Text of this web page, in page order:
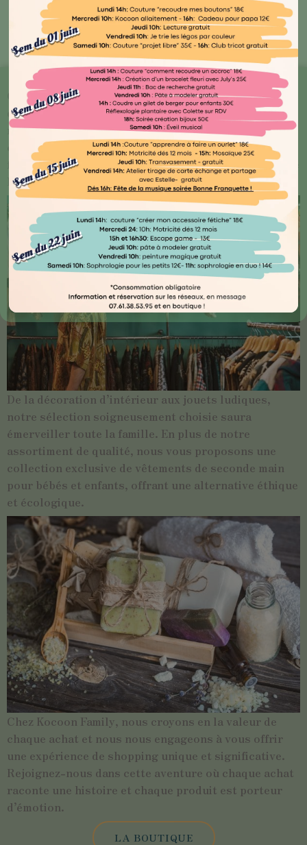
Bout'🖤 Kocoon
Chez Kocoon Family, chaque détail compte ! Plongez
dans notre univers où qualité et originalité se
rencontrent. Explorez notre vaste gamme de produits
conçus avec amour par des artisans normands ou
français, ainsi que des marques renommées telles que
Djego et Le Petit Souk.
De la décoration d’intérieur aux jouets ludiques,
notre sélection soigneusement choisie saura
émerveiller toute la famille. En plus de notre
assortiment de qualité, nous vous proposons une
collection exclusive de vêtements de seconde main
pour bébés et enfants, offrant une alternative éthique
et écologique.
Chez Kocoon Family, nous croyons en la valeur de
chaque achat et nous nous engageons à vous offrir
une expérience de shopping unique et significative.
Rejoignez-nous dans cette aventure où chaque achat
raconte une histoire et chaque produit est porteur
d’émotion.
LA BOUTIQUE